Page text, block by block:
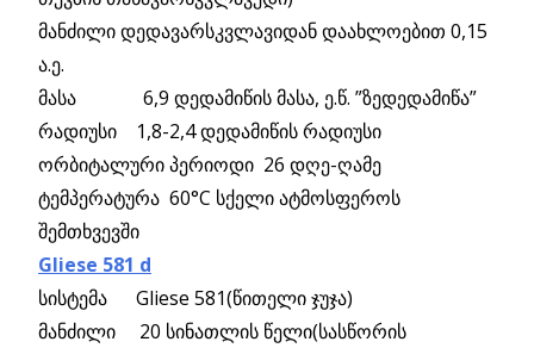
მანძილი დედავარსკვლავიდან დაახლოებით 0,15
ა.ე.
მასა 6,9 დედამიწის მასა, ე.წ. ”ზედედამიწა”
რადიუსი 1,8-2,4 დედამიწის რადიუსი
ორბიტალური პერიოდი 26 დღე-ღამე
ტემპერატურა 60°C სქელი ატმოსფეროს
შემთხვევში
Gliese 581 d
სისტემა Gliese 581(წითელი ჯუჯა)
მანძილი 20 სინათლის წელი(სასწორის